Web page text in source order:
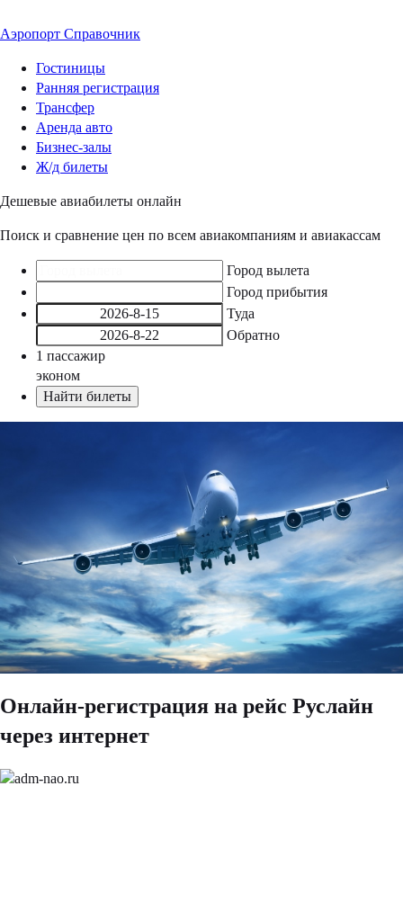
Аэропорт Справочник
Гостиницы
Ранняя регистрация
Трансфер
Аренда авто
Бизнес-залы
Ж/д билеты
Дешевые авиабилеты онлайн
Поиск и сравнение цен по всем авиакомпаниям и авиакассам
Город вылета
Город прибытия
Туда
Обратно
1 пассажир
эконом
Найти билеты
Онлайн-регистрация на рейс Руслайн
через интернет